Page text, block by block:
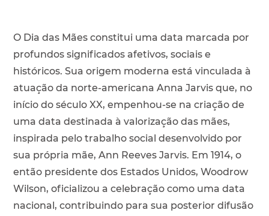
O Dia das Mães constitui uma data marcada por
profundos significados afetivos, sociais e
históricos. Sua origem moderna está vinculada à
atuação da norte-americana Anna Jarvis que, no
início do século XX, empenhou-se na criação de
uma data destinada à valorização das mães,
inspirada pelo trabalho social desenvolvido por
sua própria mãe, Ann Reeves Jarvis. Em 1914, o
então presidente dos Estados Unidos, Woodrow
Wilson, oficializou a celebração como uma data
nacional, contribuindo para sua posterior difusão